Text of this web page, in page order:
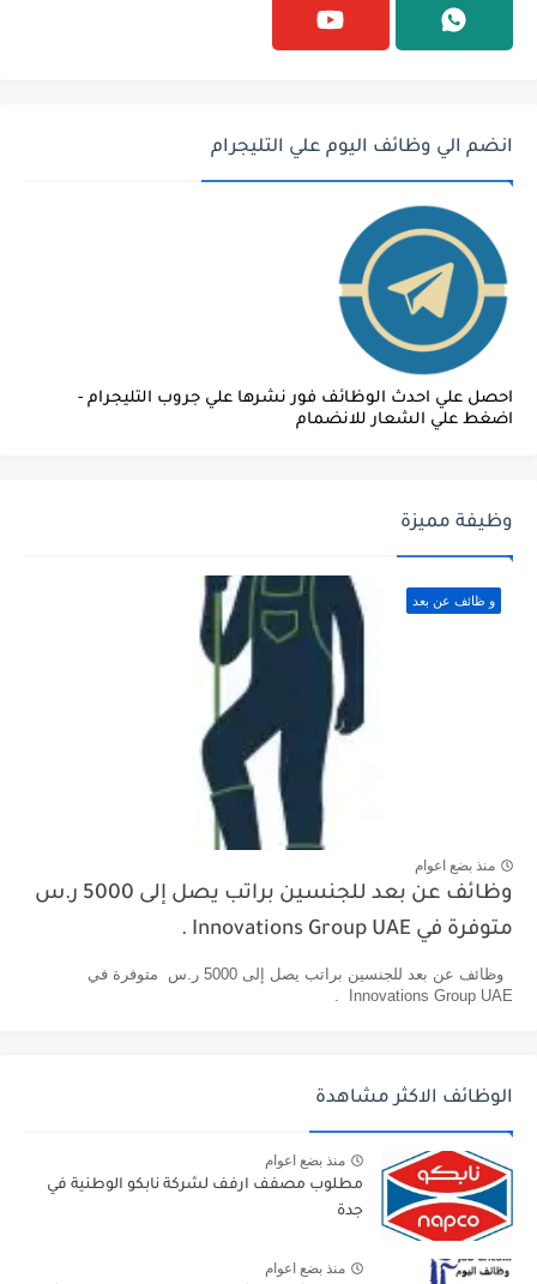
انضم الي وظائف اليوم علي التليجرام
احصل علي احدث الوظائف فور نشرها علي جروب التليجرام -
اضغط علي الشعار للانضمام
وظيفة مميزة
و ظائف عن بعد
منذ بضع اعوام
وظائف عن بعد للجنسين براتب يصل إلى 5000 ر.س
متوفرة في Innovations Group UAE .
وظائف عن بعد للجنسين براتب يصل إلى 5000 ر.س متوفرة في
Innovations Group UAE .
الوظائف الاكثر مشاهدة
منذ بضع اعوام
مطلوب مصفف ارفف لشركة نابكو الوطنية في
جدة
منذ بضع اعوام